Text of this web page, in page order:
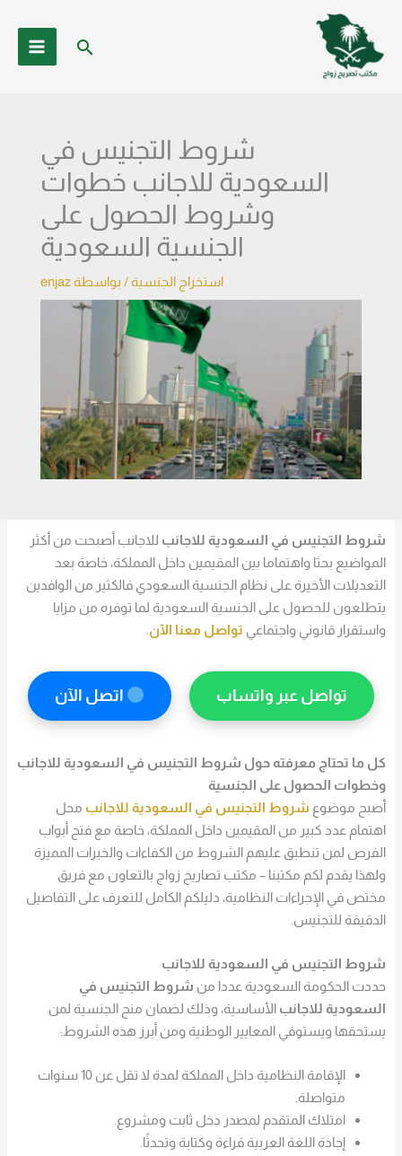
المحتوى
البحث
شروط التجنيس في
السعودية للاجانب خطوات
وشروط الحصول على
الجنسية السعودية
استخراج الجنسية/ بواسطةenjaz
شروط التجنيس في السعودية للاجانب للاجانب أصبحت من أكثر
المواضيع بحثا واهتماما بين المقيمين داخل المملكة، خاصة بعد
التعديلات الأخيرة على نظام الجنسية السعودي فالكثير من الوافدين
يتطلعون للحصول على الجنسية السعودية لما توفره من مزايا
واستقرار قانوني واجتماعي تواصل معنا الآن
تواصل عبر واتساب اتصل الآن
كل ما تحتاج معرفته حول شروط التجنيس في السعودية للاجانب
وخطوات الحصول على الجنسية
أصبح موضوع شروط التجنيس في السعودية للاجانب محل
اهتمام عدد كبير من المقيمين داخل المملكة، خاصة مع فتح أبواب
الفرص لمن تنطبق عليهم الشروط من الكفاءات والخبرات المميزة
ولهذا يقدم لكم مكتبنا – مكتب تصاريح زواج بالتعاون مع فريق
مختص في الإجراءات النظامية، دليلكم الكامل للتعرف على التفاصيل
الدقيقة للتجنيس.
شروط التجنيس في السعودية للاجانب
حددت الحكومة السعودية عددا من شروط التجنيس في
السعودية للاجانب الأساسية، وذلك لضمان منح الجنسية لمن
يستحقها ويستوفي المعايير الوطنية ومن أبرز هذه الشروط:
الإقامة النظامية داخل المملكة لمدة لا تقل عن 10 سنوات
متواصلة.
امتلاك المتقدم لمصدر دخل ثابت ومشروع.
إجادة اللغة العربية قراءة وكتابة وتحدثًا.